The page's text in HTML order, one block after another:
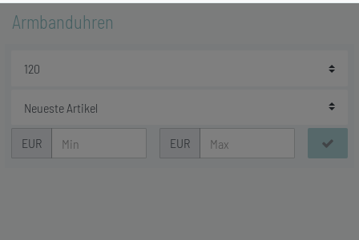
Armbanduhren
EUR EUR